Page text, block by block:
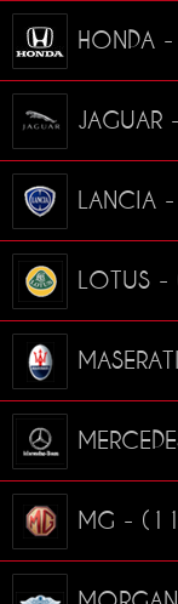
HONDA
JAGUAR
LANCIA
LOTUS
MG -